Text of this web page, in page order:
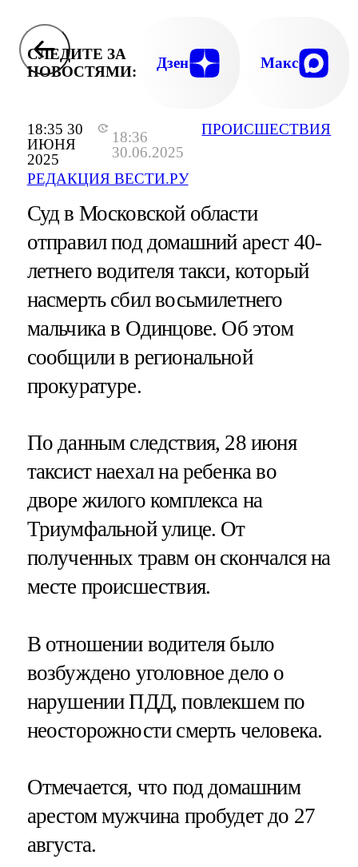
18:35 30
ИЮНЯ
2025
18:36
30.06.2025
РЕДАКЦИЯ ВЕСТИ.РУ
ПРОИСШЕСТВИЯ
СЛЕДИТЕ ЗА
НОВОСТЯМИ:
Дзен Макс
Суд в Московской области
отправил под домашний арест 40-
летнего водителя такси, который
насмерть сбил восьмилетнего
мальчика в Одинцове. Об этом
сообщили в региональной
прокуратуре.
По данным следствия, 28 июня
таксист наехал на ребенка во
дворе жилого комплекса на
Триумфальной улице. От
полученных травм он скончался на
месте происшествия.
В отношении водителя было
возбуждено уголовное дело о
нарушении ПДД, повлекшем по
неосторожности смерть человека.
Отмечается, что под домашним
арестом мужчина пробудет до 27
августа.